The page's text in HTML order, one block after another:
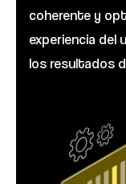
coherente y
experiencia del
los resultados